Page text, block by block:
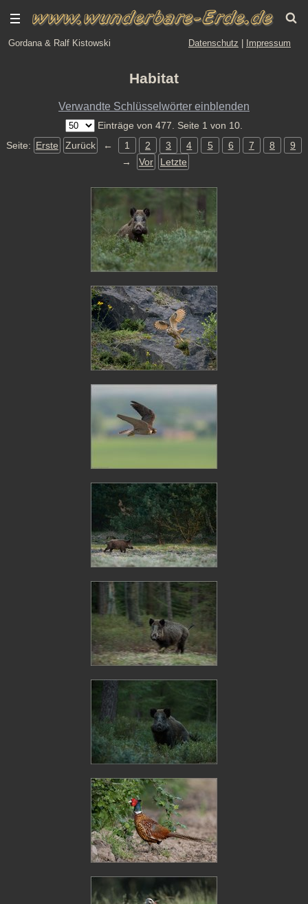
Gordana & Ralf Kistowski Datenschutz Impressum
Habitat
Verwandte Schlüsselwörter einblenden
Einträge von 477. Seite 1 von 10.
Seite: Erste Zurück ← 1 2 3 4 5 6 7 8
9
→
Vor Letzte